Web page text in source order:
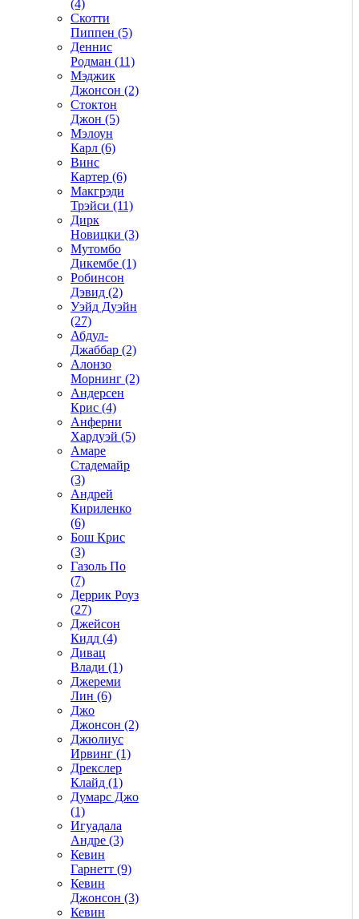
(4)
Скотти
Пиппен (5)
Деннис
Родман (11)
Мэджик
Джонсон (2)
Стоктон
Джон (5)
Мэлоун
Карл (6)
Винс
Картер (6)
Макгрэди
Трэйси (11)
Дирк
Новицки (3)
Мутомбо
Дикембе (1)
Робинсон
Дэвид (2)
Уэйд Дуэйн
(27)
Абдул-
Джаббар (2)
Алонзо
Морнинг (2)
Андерсен
Крис (4)
Анферни
Xардуэй (5)
Амаре
Стадемайр
(3)
Андрей
Кириленко
(6)
Бош Крис
(3)
Газоль По
(7)
Деррик Роуз
(27)
Джейсон
Кидд (4)
Дивац
Влади (1)
Джереми
Лин (6)
Джо
Джонсон (2)
Джюлиус
Ирвинг (1)
Дрекслер
Клайд (1)
Думарс Джо
(1)
Игуадала
Андре (3)
Кевин
Гарнетт (9)
Кевин
Джонсон (3)
Кевин